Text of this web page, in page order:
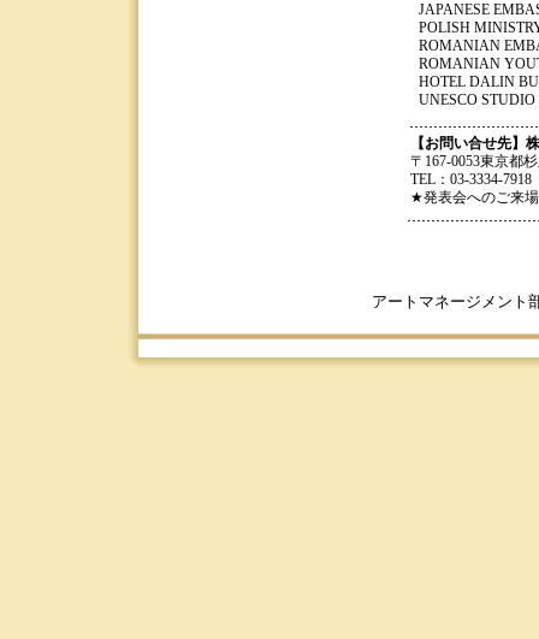
JAPANESE
POLISH
ROMANIAN
ROMANIAN
HOTEL DALIN
UNESCO STUDIO
【お問い合せ先】
〒167-0053東京都
TEL：03-3334-
★発表会へのご来
アートマネージメント